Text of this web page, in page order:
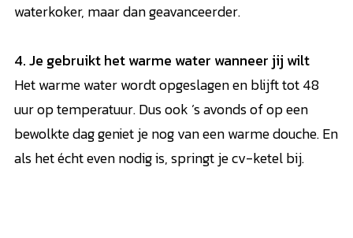
waterkoker, maar dan geavanceerder.
4. Je gebruikt het warme water wanneer jij wilt
Het warme water wordt opgeslagen en blijft tot 48
uur op temperatuur. Dus ook ’s avonds of op een
bewolkte dag geniet je nog van een warme douche. En
als het écht even nodig is, springt je cv-ketel bij.